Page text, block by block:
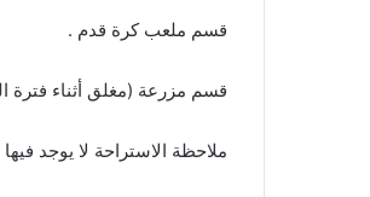
قسم ملعب كرة قدم .
قسم مزرعة (مغلق أثناء فترة
ملاحظة الاستراحة لا يوجد